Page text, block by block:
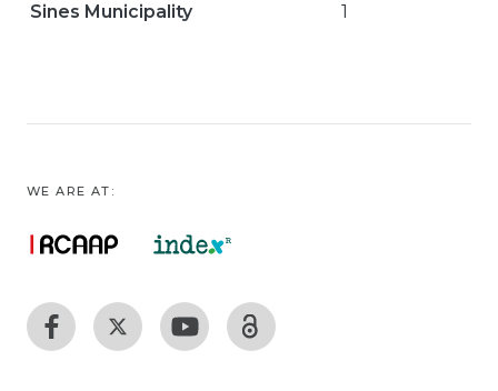
Sines Municipality 1
WE ARE AT: